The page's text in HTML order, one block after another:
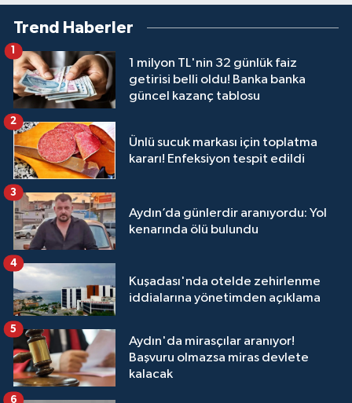
Trend Haberler
1 milyon TL'nin 32 günlük faiz
getirisi belli oldu! Banka banka
güncel kazanç tablosu
1
Ünlü sucuk markası için toplatma
kararı! Enfeksiyon tespit edildi
2
Aydın’da günlerdir aranıyordu: Yol
kenarında ölü bulundu
3
Kuşadası'nda otelde zehirlenme
iddialarına yönetimden açıklama
4
Aydın'da mirasçılar aranıyor!
Başvuru olmazsa miras devlete
kalacak
5
6